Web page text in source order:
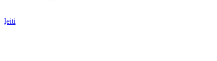
Įeiti